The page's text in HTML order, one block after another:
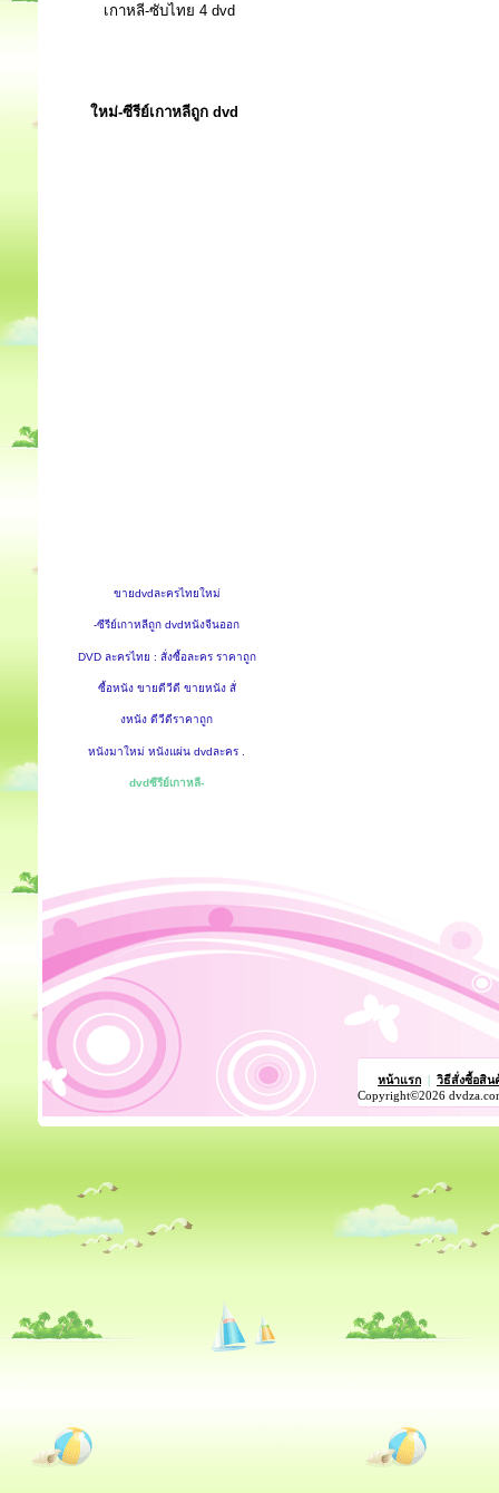
เกาหลี-ซับไทย 4 dvd
ใหม่-ซีรีย์เกาหลีถูก dvd
ขายdvdละครไทยใหม่
-ซีรีย์เกาหลีถูก dvdหนังจีนออก
DVD ละครไทย : สั่งซื้อละคร ราคาถูก
ซื้อหนัง ขายดีวีดี ขายหนัง สั่
งหนัง ดีวีดีราคาถูก
หนังมาใหม่ หนังแผ่น dvdละคร .
dvdซีรีย์เกาหลี-
หน้าแรก
วิธีสั่งซื้อสิน
Copyright©2026